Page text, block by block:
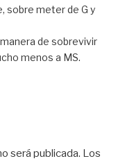
sobre meter de G y
de sobrevivir
menos a MS.
será publicada. Los